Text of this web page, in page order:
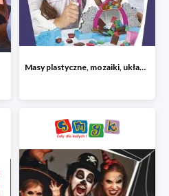
Masy plastyczne, mozaiki, układanki do -45%